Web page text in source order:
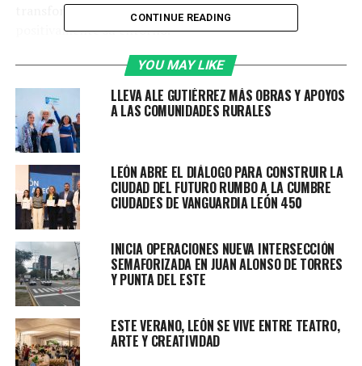
transforman ideas en proyectos que impactan
positivamente su entorno.
La presidenta municipal, Ale Gutiérrez, reconoció a las y
los alumnos participantes del programa Activa Tu
Futuro, iniciativa que busca fortalecer el talento
emergente de jóvenes pertenecientes a los Centros del
Saber.
“Cada uno de estos proyectos es importante, porque
nos ayuda a resolver una problemática diaria. Desde
hoy ustedes están marcando la pauta y están
apoyando becas y programas que les den
herramientas, porque el talento lo tenemos, el
talento son ustedes”, afirmó Ale.
La presidenta municipal alentó a los jóvenes a aprender,
trabajar en equipo, soñar y proponer soluciones a través
CONTINUE READING
YOU MAY LIKE
LLEVA ALE GUTIÉRREZ MÁS OBRAS Y APOYOS
A LAS COMUNIDADES RURALES
LEÓN ABRE EL DIÁLOGO PARA CONSTRUIR LA
CIUDAD DEL FUTURO RUMBO A LA CUMBRE
CIUDADES DE VANGUARDIA LEÓN 450
INICIA OPERACIONES NUEVA INTERSECCIÓN
SEMAFORIZADA EN JUAN ALONSO DE TORRES
Y PUNTA DEL ESTE
ESTE VERANO, LEÓN SE VIVE ENTRE TEATRO,
ARTE Y CREATIVIDAD